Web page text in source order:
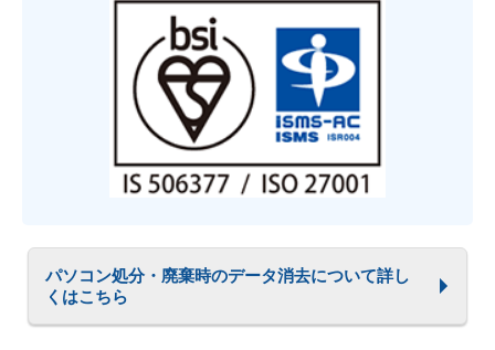
パソコン処分・廃棄時のデータ消去について詳し
くはこちら